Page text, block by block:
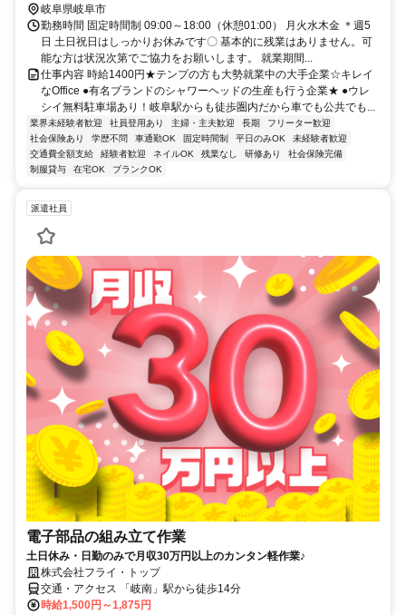
通勤しやすい岐阜駅南部エリア★ 車通勤可能 無料駐車場の利用が可
能です
岐阜県岐阜市
勤務時間 固定時間制 09:00～18:00（休憩01:00） 月火水木金 ＊週5
日 土日祝日はしっかりお休みです〇 基本的に残業はありません。可
能な方は状況次第でご協力をお願いします。 就業期間...
仕事内容 時給1400円★テンプの方も大勢就業中の大手企業☆キレイ
なOffice ●有名ブランドのシャワーヘッドの生産も行う企業★ ●ウレ
シイ無料駐車場あり！岐阜駅からも徒歩圏内だから車でも公共でも...
業界未経験者歓迎 社員登用あり 主婦・主夫歓迎 長期
フリーター歓迎
社会保険あり
学歴不問 車通勤OK 固定時間制 平日のみOK
未経験者歓迎
交通費全額支給
経験者歓迎 ネイルOK 残業なし 研修あり
社会保険完備
制服貸与
在宅OK ブランクOK
派遣社員
電子部品の組み立て作業
土日休み・日勤のみで月収30万円以上のカンタン軽作業♪
株式会社フライ・トップ
交通・アクセス 「岐南」駅から徒歩14分
時給1,500円～1,875円